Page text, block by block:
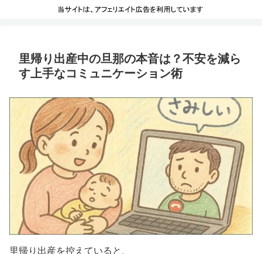
里帰り出産中の旦那の本音は？不安を減ら
す上手なコミュニケーション術
里帰り出産を控えていると、